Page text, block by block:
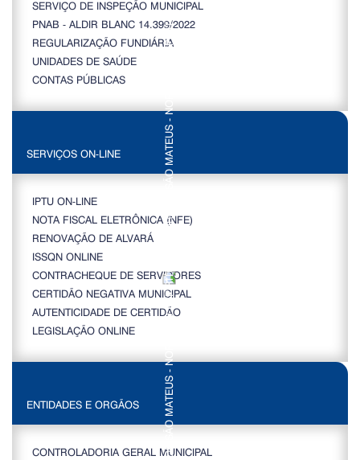
SERVIÇO DE INSPEÇÃO MUNICIPAL
PNAB - ALDIR BLANC 14.399/2022
REGULARIZAÇÃO FUNDIÁRIA
UNIDADES DE SAÚDE
CONTAS PÚBLICAS
SERVIÇOS ON-LINE
IPTU ON-LINE
NOTA FISCAL ELETRÔNICA (NFE)
RENOVAÇÃO DE ALVARÁ
ISSQN ONLINE
CONTRACHEQUE DE SERVIDORES
CERTIDÃO NEGATIVA MUNICIPAL
AUTENTICIDADE DE CERTIDÃO
LEGISLAÇÃO ONLINE
ENTIDADES E ORGÃOS
CONTROLADORIA GERAL MUNICIPAL